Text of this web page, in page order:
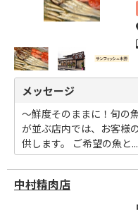
メッセージ
～鮮度そのままに！旬の
が並ぶ店内では、お客様
供します。 ご希望の魚と...
中村精肉店